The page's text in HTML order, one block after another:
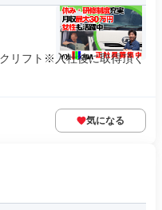
リフト※入社後に取得頂く
気になる